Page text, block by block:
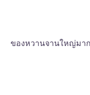
ของหวานจานใหญ่มา